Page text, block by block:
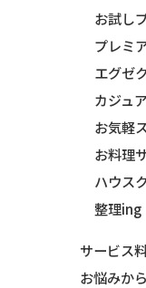
お試し
プレミ
エグゼ
カジュ
お気軽
お料理
ハウス
整理ing
サービス
お悩みか